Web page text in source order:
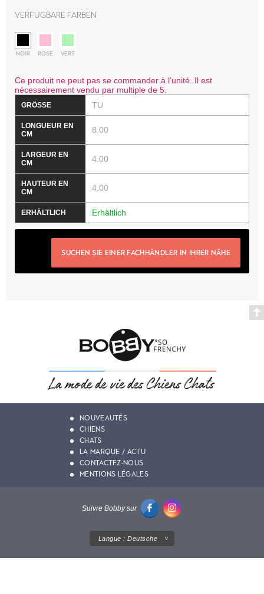
Verfügbare Farben
NOIR ROSE VERT
Ce produit ne peut pas se commander à l’unité. Il est
nécessairement vendu par multiple de 5.
TU
8.00
4.00
4.00
Erhältlich
SUCHEN SIE EINER FACHHÄNDLER IN IHRER NÄHE
NOUVEAUTÉS
CHIENS
CHATS
LA MARQUE / ACTU
CONTACTEZ-NOUS
MENTIONS LÉGALES
Suivre Bobby sur
Langue :Deutsche